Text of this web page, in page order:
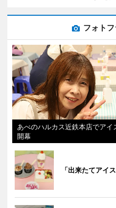
フォト
あべのハルカス近鉄本店でアイ
開幕
「出来たてアイ